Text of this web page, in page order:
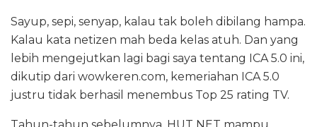
Sayup, sepi, senyap, kalau tak boleh dibilang hampa.
Kalau kata netizen mah beda kelas atuh. Dan yang
lebih mengejutkan lagi bagi saya tentang ICA 5.0 ini,
dikutip dari wowkeren.com, kemeriahan ICA 5.0
justru tidak berhasil menembus Top 25 rating TV.